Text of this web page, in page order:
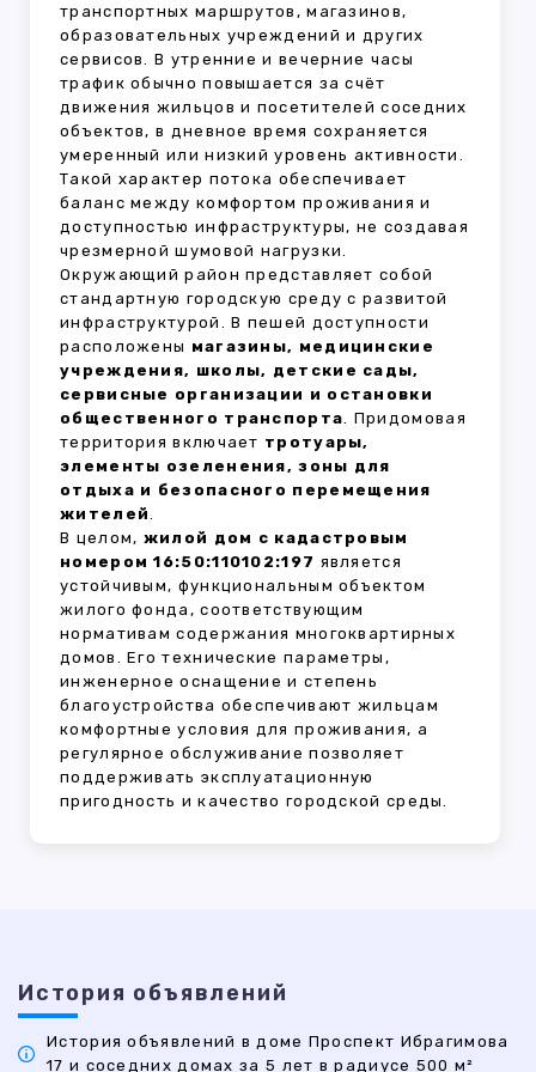
транспортных маршрутов, магазинов,
образовательных учреждений и других
сервисов. В утренние и вечерние часы
трафик обычно повышается за счёт
движения жильцов и посетителей соседних
объектов, в дневное время сохраняется
умеренный или низкий уровень активности.
Такой характер потока обеспечивает
баланс между комфортом проживания и
доступностью инфраструктуры, не создавая
чрезмерной шумовой нагрузки.
Окружающий район представляет собой
стандартную городскую среду с развитой
инфраструктурой. В пешей доступности
расположены магазины, медицинские
учреждения, школы, детские сады,
сервисные организации и остановки
общественного транспорта. Придомовая
территория включает тротуары,
элементы озеленения, зоны для
отдыха и безопасного перемещения
жителей.
В целом, жилой дом с кадастровым
номером 16:50:110102:197 является
устойчивым, функциональным объектом
жилого фонда, соответствующим
нормативам содержания многоквартирных
домов. Его технические параметры,
инженерное оснащение и степень
благоустройства обеспечивают жильцам
комфортные условия для проживания, а
регулярное обслуживание позволяет
поддерживать эксплуатационную
пригодность и качество городской среды.
История объявлений
История объявлений в доме Проспект Ибрагимова
17 и соседних домах за 5 лет в радиусе 500 м²